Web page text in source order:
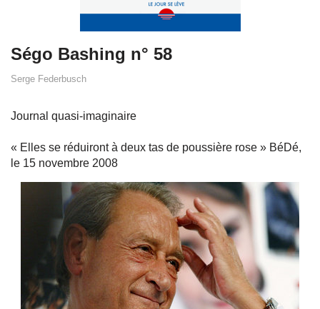
Ségo Bashing n° 58
Serge Federbusch
Journal quasi-imaginaire
« Elles se réduiront à deux tas de poussière rose » BéDé,
le 15 novembre 2008